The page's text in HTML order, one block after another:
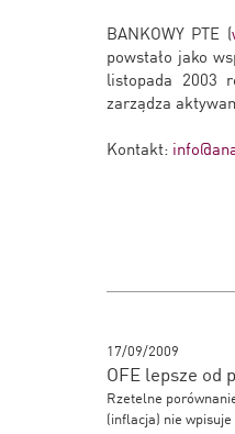
BANKOWY PTE (
powstało jako
listopada 2003
zarządza
Kontakt:
17/09/2009
OFE lepsze
Rzetelne
(inflacja) nie